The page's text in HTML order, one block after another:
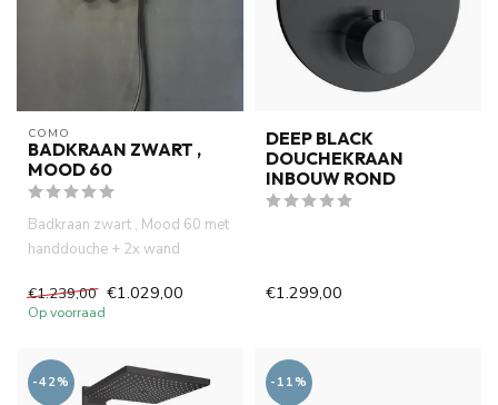
COMO
BADKRAAN ZWART ,
MOOD 60
Badkraan zwart , Mood 60 met
handdouche + 2x wand
pvd ...
€1.239,00 €1.029,00
Op voorraad
DEEP BLACK
DOUCHEKRAAN
INBOUW ROND
€1.299,00
-42% -11%